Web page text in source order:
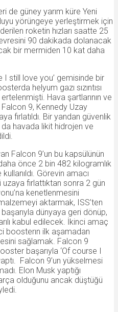
de güney yarım küre Yeni
yörüngeye yerleştirmek için
roketin hızları saatte 25
90 dakikada dolanacak
bir mermiden 10 kat daha
I still love you’ gemisinde bir
helyum gazı sızıntısı
Hava şartlarının ve
Falcon 9, Kennedy Uzay
fırlatıldı. Bir yandan güvenlik
da havada likit hidrojen ve
Falcon 9’un bu kapsülünün
önce 2 bin 482 kilogramlık
Görevin amacı
fırlattıktan sonra 2 gün
kenetlenmesini
aktarmak, ISS’ten
dünyaya geri dönüp,
kabul edilecek. İkinci amaç
boosterın ilk aşamadan
sağlamak. Falcon 9
başarıyla ‘Of course I
Falcon 9’un yükselmesi
Elon Musk yaptığı
olduğunu ancak düştüğü